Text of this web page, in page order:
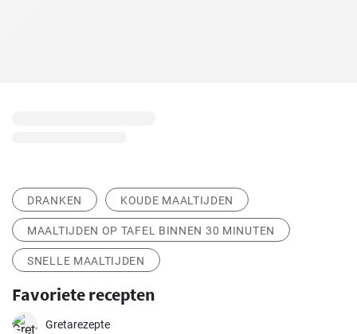
DRANKEN KOUDE MAALTIJDEN
MAALTIJDEN OP TAFEL BINNEN 30 MINUTEN
SNELLE MAALTIJDEN
Favoriete recepten
Gretarezepte